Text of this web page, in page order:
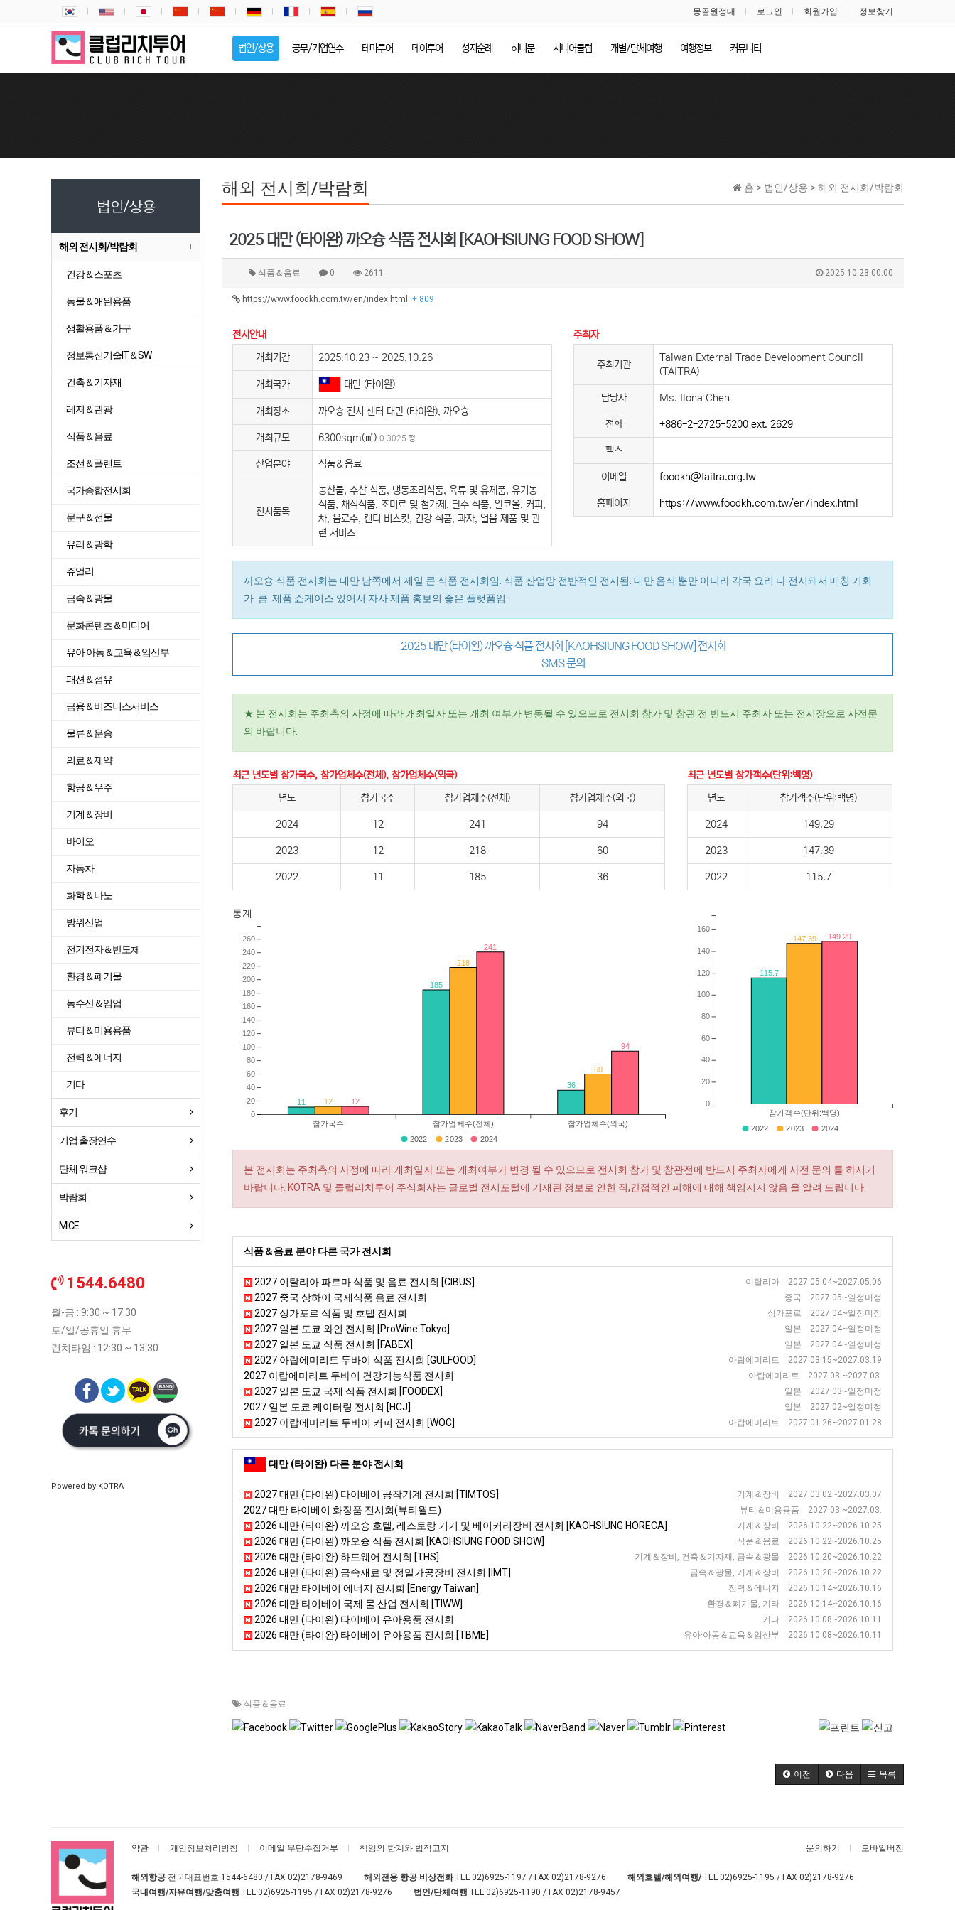
몽골원정대 로그인 회원가입 정보찾기
법인/상용 공무/기업연수 테마투어 데이투어 성지순례 허니문 시니어클럽 개별/단체여행 여행정보 커뮤니티
홈 > 법인/상용 > 해외 전시회/박람회
해외 전시회/박람회
2025 대만 (타이완) 까오슝 식품 전시회 [KAOHSIUNG FOOD SHOW]
식품＆음료 0 2611 2025.10.23 00:00
https://www.foodkh.com.tw/en/index.html + 809
전시안내
개최기간
2025.10.23 ~ 2025.10.26
개최국가 대만 (타이완)
개최장소 까오숑 전시 센터 대만 (타이완), 까오슝
개최규모 6300sqm(㎡) 0.3025 평
산업분야 식품＆음료
전시품목
농산물, 수산 식품, 냉동조리식품, 육류 및 유제품, 유기농
식품, 채식식품, 조미료 및 첨가제, 탈수 식품, 알코올, 커피,
차, 음료수, 캔디 비스킷, 건강 식품, 과자, 얼음 제품 및 관
련 서비스
주최자
주최기관
Taiwan External Trade Development Council
(TAITRA)
담당자 Ms. Ilona Chen
전화 +886-2-2725-5200 ext. 2629
팩스
이메일 foodkh@taitra.org.tw
홈페이지 https://www.foodkh.com.tw/en/index.html
까오슝 식품 전시회는 대만 남쪽에서 제일 큰 식품 전시회임. 식품 산업망 전반적인 전시됨. 대만 음식 뿐만 아니라 각국 요리 다 전시돼서 매칭 기회
가 큼. 제품 쇼케이스 있어서 자사 제품 홍보의 좋은 플랫품임.
2025 대만 (타이완) 까오슝 식품 전시회 [KAOHSIUNG FOOD SHOW] 전시회
SMS 문의
★ 본 전시회는 주최측의 사정에 따라 개최일자 또는 개최 여부가 변동될 수 있으므로 전시회 참가 및 참관 전 반드시 주최자 또는 전시장으로 사전문
의 바랍니다.
최근 년도별 참가국수, 참가업체수(전체), 참가업체수(외국)
년도
참가국수 참가업체수(전체) 참가업체수(외국)
2024 12 241 94
2023 12 218 60
2022 11 185 36
최근 년도별 참가객수(단위:백명)
년도
참가객수(단위:백명)
2024 149.29
2023 147.39
2022 115.7
통계
11
185
36
12
218
60
12
241
94
참가국수 참가업체수(전체) 참가업체수(외국)
0
20
40
60
80
100
120
140
160
180
200
220
240
260
2022 2023 2024
115.7
147.39 149.29
참가객수(단위:백명)
0
20
40
60
80
100
120
140
160
2022 2023 2024
본 전시회는 주최측의 사정에 따라 개최일자 또는 개최여부가 변경 될 수 있으므로 전시회 참가 및 참관전에 반드시 주최자에게 사전 문의 를 하시기
바랍니다. KOTRA 및 클럽리치투어 주식회사는 글로벌 전시포털에 기재된 정보로 인한 직,간접적인 피해에 대해 책임지지 않음 을 알려 드립니다.
식품＆음료 분야 다른 국가 전시회
이탈리아 2027.05.04~2027.05.06
2027 이탈리아 파르마 식품 및 음료 전시회 [CIBUS]
중국 2027.05~일정미정
2027 중국 상하이 국제식품 음료 전시회
싱가포르 2027.04~일정미정
2027 싱가포르 식품 및 호텔 전시회
일본 2027.04~일정미정
2027 일본 도쿄 와인 전시회 [ProWine Tokyo]
일본 2027.04~일정미정
2027 일본 도쿄 식품 전시회 [FABEX]
아랍에미리트 2027.03.15~2027.03.19
2027 아랍에미리트 두바이 식품 전시회 [GULFOOD]
아랍에미리트 2027.03.~2027.03.
2027 아랍에미리트 두바이 건강기능식품 전시회
일본 2027.03~일정미정
2027 일본 도쿄 국제 식품 전시회 [FOODEX]
일본 2027.02~일정미정
2027 일본 도쿄 케이터링 전시회 [HCJ]
아랍에미리트 2027.01.26~2027.01.28
2027 아랍에미리트 두바이 커피 전시회 [WOC]
대만 (타이완) 다른 분야 전시회
기계＆장비 2027.03.02~2027.03.07
2027 대만 (타이완) 타이베이 공작기계 전시회 [TIMTOS]
뷰티＆미용용품 2027.03.~2027.03.
2027 대만 타이베이 화장품 전시회(뷰티월드)
기계＆장비 2026.10.22~2026.10.25
2026 대만 (타이완) 까오슝 호텔, 레스토랑 기기 및 베이커리장비 전시회 [KAOHSIUNG HORECA]
식품＆음료 2026.10.22~2026.10.25
2026 대만 (타이완) 까오슝 식품 전시회 [KAOHSIUNG FOOD SHOW]
기계＆장비, 건축＆기자재, 금속＆광물 2026.10.20~2026.10.22
2026 대만 (타이완) 하드웨어 전시회 [THS]
금속＆광물, 기계＆장비 2026.10.20~2026.10.22
2026 대만 (타이완) 금속재료 및 정밀가공장비 전시회 [IMT]
전력＆에너지 2026.10.14~2026.10.16
2026 대만 타이베이 에너지 전시회 [Energy Taiwan]
환경＆폐기물, 기타 2026.10.14~2026.10.16
2026 대만 타이베이 국제 물 산업 전시회 [TIWW]
기타 2026.10.08~2026.10.11
2026 대만 (타이완) 타이베이 유아용품 전시회
유아·아동＆교육＆임산부 2026.10.08~2026.10.11
2026 대만 (타이완) 타이베이 유아용품 전시회 [TBME]
식품＆음료
이전 다음 목록
법인/상용
해외 전시회/박람회
건강＆스포츠
동물＆애완용품
생활용품＆가구
정보통신기술IT＆SW
건축＆기자재
레저＆관광
식품＆음료
조선＆플랜트
국가종합전시회
문구＆선물
유리＆광학
쥬얼리
금속＆광물
문화콘텐츠＆미디어
유아·아동＆교육＆임산부
패션＆섬유
금융＆비즈니스서비스
물류＆운송
의료＆제약
항공＆우주
기계＆장비
바이오
자동차
화학＆나노
방위산업
전기전자＆반도체
환경＆폐기물
농수산＆임업
뷰티＆미용용품
전력＆에너지
기타
후기
기업 출장연수
단체 워크샵
박람회
MICE
1544.6480
월-금 : 9:30 ~ 17:30
토/일/공휴일 휴무
런치타임 : 12:30 ~ 13:30
Powered by KOTRA
약관 개인정보처리방침 이메일 무단수집거부 책임의 한계와 법적고지 문의하기 모바일버전
해외항공전국대표번호 1544-6480 / FAX 02)2178-9469 해외전용 항공 비상전화TEL 02)6925-1197 / FAX 02)2178-9276 해외호텔/해외여행/TEL 02)6925-1195 / FAX 02)2178-9276
국내여행/자유여행/맞춤여행 TEL 02)6925-1195 / FAX 02)2178-9276 법인/단체여행 TEL 02)6925-1190 / FAX 02)2178-9457